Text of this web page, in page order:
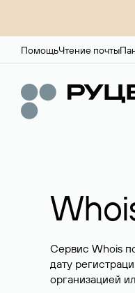
ПомощьЧтение почты
Сервис Whois
дату
организацией